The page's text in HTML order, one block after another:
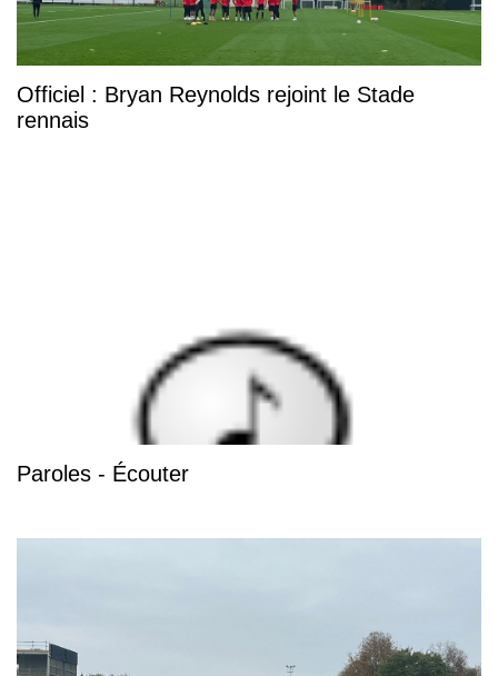
Officiel : Bryan Reynolds rejoint le Stade
rennais
Paroles - Écouter